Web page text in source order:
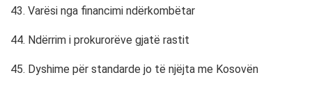
43. Varësi nga financimi ndërkombëtar
44. Ndërrim i prokurorëve gjatë rastit
45. Dyshime për standarde jo të njëjta me Kosovën